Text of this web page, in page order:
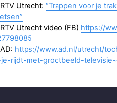
Utrecht: “Trappen voor je
Utrecht video (FB) https://
https://www.ad.nl/utrecht/
rijdt-met-grootbeeld-